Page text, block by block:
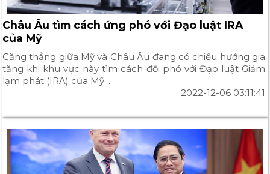
Châu Âu tìm cách ứng phó với Đạo luật IRA
của Mỹ
Căng thẳng giữa Mỹ và Châu Âu đang có chiều hướng gia
tăng khi khu vực này tìm cách đối phó với Đạo luật Giảm
lạm phát (IRA) của Mỹ. ...
2022-12-06 03:11:41